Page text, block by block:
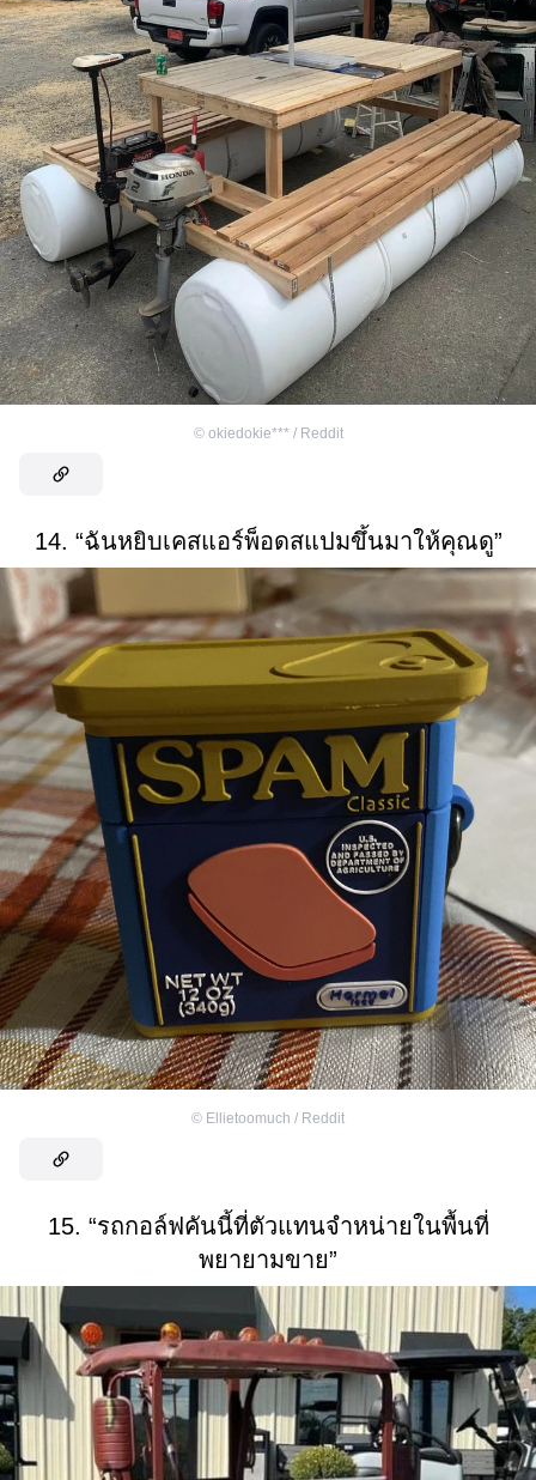
© okiedokie*** / Reddit
14. “ฉันหยิบเคสแอร์พ็อดสแปมขึ้นมาให้คุณดู”
© Ellietoomuch / Reddit
15. “รถกอล์ฟคันนี้ที่ตัวแทนจำหน่ายในพื้นที่
พยายามขาย”